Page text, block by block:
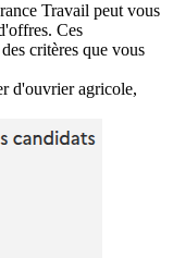
Travail peut vous
Ces
critères que vous
d'ouvrier agricole,